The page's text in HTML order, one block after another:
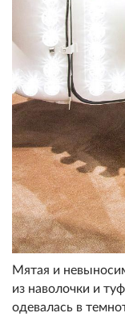
Мятая и
из наволочки и
одевалась в